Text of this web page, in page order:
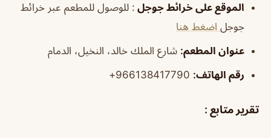
الموقع على خرائط جوجل : للوصول للمطعم عبر خرائط
جوجل اضغط هنا
عنوان المطعم: شارع الملك خالد، النخيل، الدمام
رقم الهاتف:
تقرير متابع :